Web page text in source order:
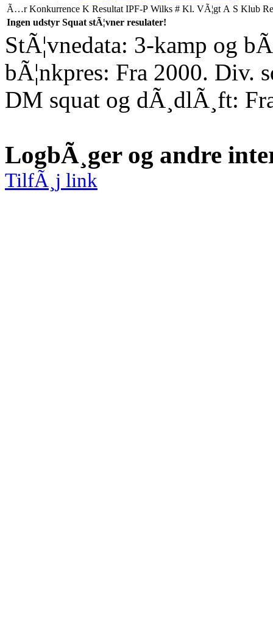
Ã…r Konkurrence K Resultat IPF-P Wilks # Kl. VÃ¦gt A S Klub
Ingen udstyr Squat stÃ¦vner resulater!
StÃ¦vnedata: 3-kamp og
bÃ¦nkpres: Fra 2000. Div.
DM squat og dÃ¸dlÃ¸ft:
LogbÃ¸ger og andre
TilfÃ¸j link